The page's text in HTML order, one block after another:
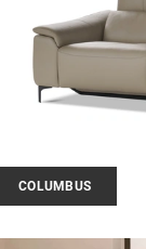
COLUMBUS